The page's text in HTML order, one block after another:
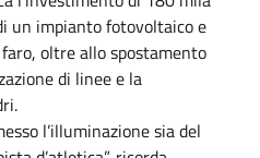
un impianto fotovoltaico e
oltre allo spostamento
di linee e la
l’illuminazione sia del